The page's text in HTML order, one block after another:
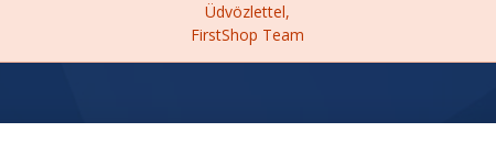
Üdvözlettel,
FirstShop Team